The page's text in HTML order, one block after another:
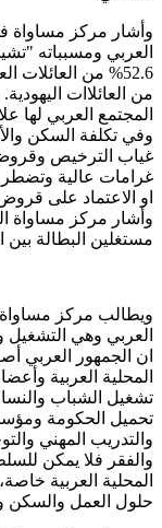
وأشار مركز مساواة
من العائلاات
المجتمع العربي لها
وفي تكلفة السكن
غياب الترخيص وقروض
غرامات عالية
او الاعتماد على
وأشار مركز مساواة
مستغلين البطالة بين
ويطالب مركز
العربي وهي التشغيل
ان الجمهور العربي
المحلية العربية
تشغيل الشباب
تحميل الحكومة
والتدريب المهني
والفقر فلا يمكن
المحلية العربية
حلول العمل والسكن